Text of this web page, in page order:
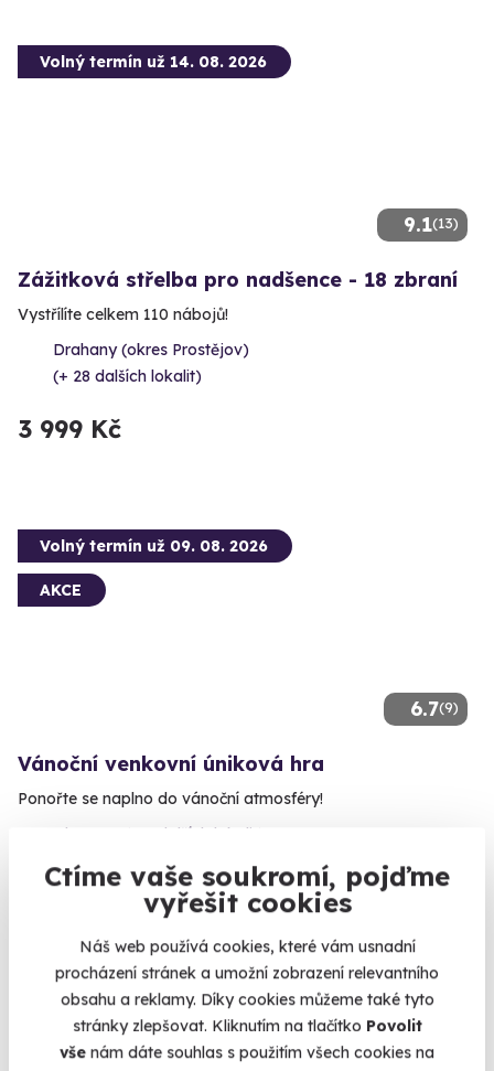
Ctíme vaše soukromí, pojďme
vyřešit cookies
Náš web používá cookies, které vám usnadní
procházení stránek a umožní zobrazení relevantního
obsahu a reklamy. Díky cookies můžeme také tyto
stránky zlepšovat. Kliknutím na tlačítko Povolit
vše nám dáte souhlas s použitím všech cookies na
9.1(13)
Volný termín už 14. 08. 2026
Zážitková střelba pro nadšence - 18 zbraní
Vystřílíte celkem 110 nábojů!
Drahany (okres Prostějov)
(+ 28 dalších lokalit)
3 999 Kč
6.7(9)
Volný termín už 09. 08. 2026
AKCE
Vánoční venkovní úniková hra
Ponořte se naplno do vánoční atmosféry!
Olomouc (+ 5 dalších lokalit)
990 Kč
Volný termín už 10. 08. 2026